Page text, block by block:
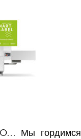
Мы гордимся